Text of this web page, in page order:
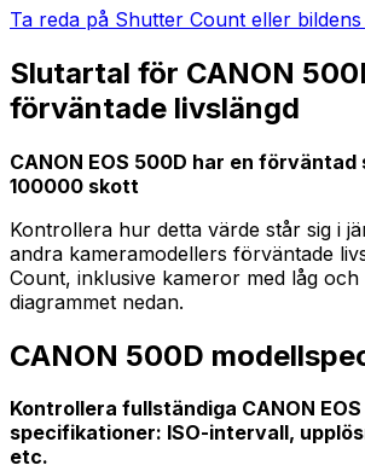
Ta reda på Shutter Count eller
Slutartal för CANON
förväntade livslängd
CANON EOS 500D har en
100000 skott
Kontrollera hur detta värde står sig i
andra kameramodellers förväntade
Count, inklusive kameror med låg
diagrammet nedan.
CANON 500D
Kontrollera fullständiga CANON
specifikationer: ISO-intervall,
etc.